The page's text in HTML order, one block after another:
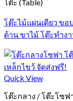
โต๊ะ (Table)
โต๊ะไม้แผ่นเดียว ขอ
ด้าน ขาไม้ โต๊ะทำงา
Quick View
โต๊ะกลาง / โต๊ะโซฟ